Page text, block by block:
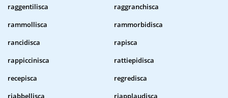
raggentilisca
raggranchisca
rammollisca
rammorbidisca
rancidisca
rapisca
rappiccinisca
rattiepidisca
recepisca
regredisca
riabbellisca
riapplaudisca